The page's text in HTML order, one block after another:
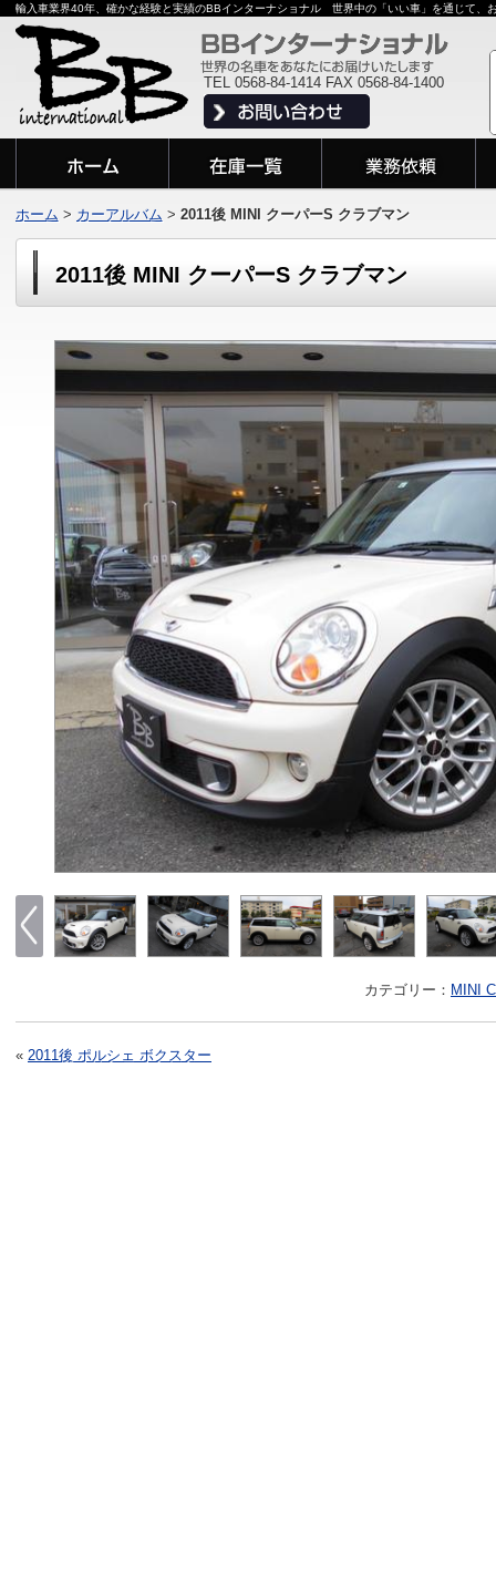
輸入車業界40年、確かな経験と実績のBBインターナショナル 世界中の「いい車」を通じて、
TEL 0568-84-1414 FAX 0568-84-1400
2011後 MINI クーパーS クラブマン
カテゴリー： MINI
« 2011後 ポルシェ ボクスター
ホーム > カーアルバム > 2011後 MINI クーパーS クラブマン